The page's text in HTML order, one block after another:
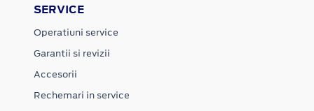
SERVICE
Operatiuni service
Garantii si revizii
Accesorii
Rechemari in service